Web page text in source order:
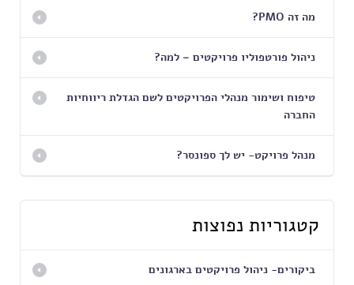
מה זה PMO?
ניהול פורטפוליו פרויקטים – למה?
טיפוח ושימור מנהלי הפרויקטים לשם הגדלת ריווחיות
החברה
מנהל פרויקט- יש לך ספונסר?
קטגוריות נפוצות
ביקורים- ניהול פרויקטים בארגונים